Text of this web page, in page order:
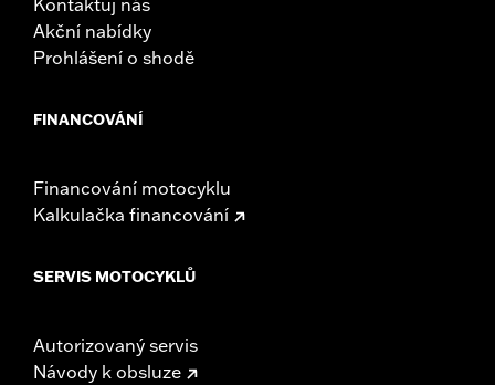
Akční nabídky
Prohlášení o shodě
FINANCOVÁNÍ
Financování motocyklu
Kalkulačka financování
SERVIS MOTOCYKLŮ
Autorizovaný servis
Návody k obsluze